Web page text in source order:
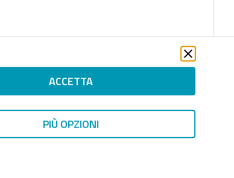
ACCETTA
PIÙ OPZIONI